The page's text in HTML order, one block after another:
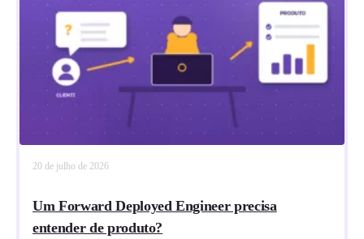
20 de julho de 2026
Um Forward Deployed Engineer precisa
entender de produto?